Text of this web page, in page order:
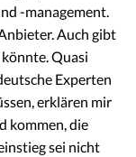
-management.
Auch gibt
Quasi
Experten
erklären mir
kommen, die
sei nicht